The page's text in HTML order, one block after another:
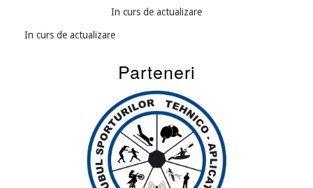
In curs de actualizare
In curs de actualizare
Parteneri